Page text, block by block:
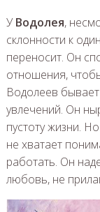
УВодолея,
склонности к
переносит. Он
отношения,
Водолеев
увлечений. Он
пустоту жизни.
не хватает
работать. Он
любовь, не